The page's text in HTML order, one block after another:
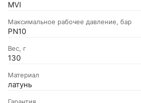
MVI
Максимальное рабочее давление, бар
PN10
Вес, г
130
Материал
латунь